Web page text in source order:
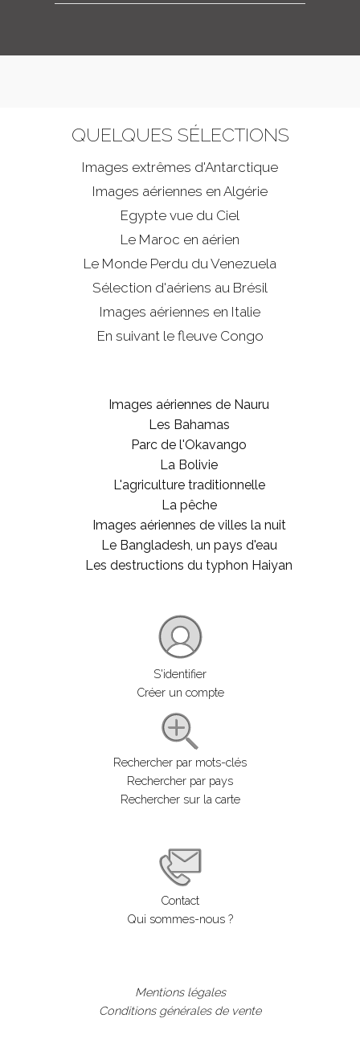
QUELQUES SÉLECTIONS
Images extrêmes d'Antarctique
Images aériennes en Algérie
Egypte vue du Ciel
Le Maroc en aérien
Le Monde Perdu du Venezuela
Sélection d'aériens au Brésil
Images aériennes en Italie
En suivant le fleuve Congo
Images aériennes de Nauru
Les Bahamas
Parc de l'Okavango
La Bolivie
L'agriculture traditionnelle
La pêche
Images aériennes de villes la nuit
Le Bangladesh, un pays d'eau
Les destructions du typhon Haiyan
S'identifier
Créer un compte
Rechercher par mots-clés
Rechercher par pays
Rechercher sur la carte
Contact
Qui sommes-nous ?
Mentions légales
Conditions générales de vente